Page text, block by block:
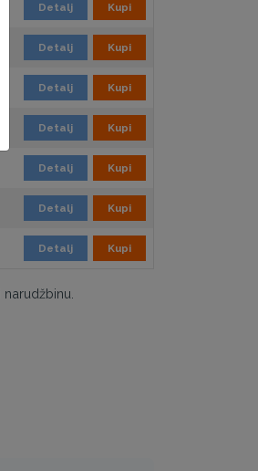
Detalj Kupi
Detalj Kupi
Detalj Kupi
Detalj Kupi
Detalj Kupi
Detalj Kupi
Detalj Kupi